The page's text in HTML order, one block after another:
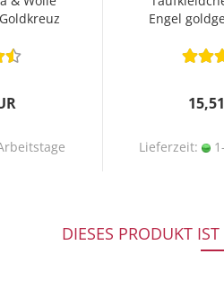
Engel
Lieferzeit:
DIESES PRODUKT